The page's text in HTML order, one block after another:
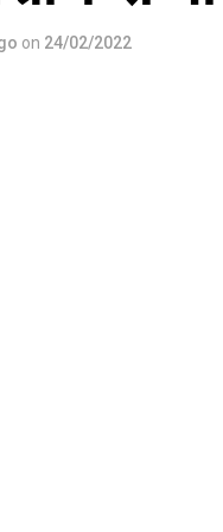
on 24/02/2022